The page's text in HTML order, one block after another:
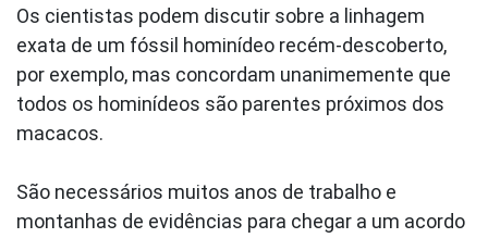
Os cientistas podem discutir sobre a linhagem
exata de um fóssil hominídeo recém-descoberto,
por exemplo, mas concordam unanimemente que
todos os hominídeos são parentes próximos dos
macacos.
São necessários muitos anos de trabalho e
montanhas de evidências para chegar a um acordo